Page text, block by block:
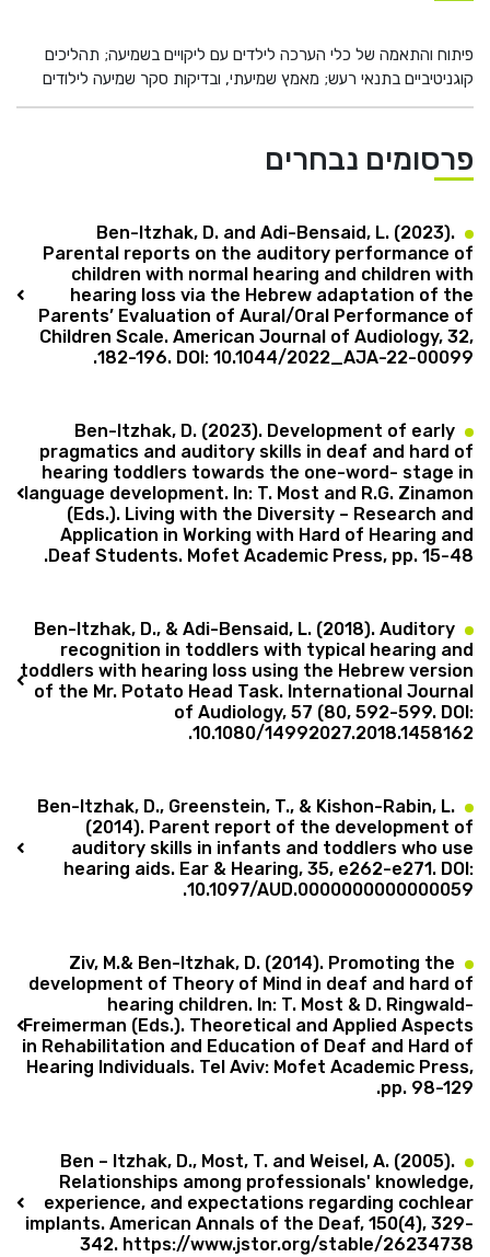
פיתוח והתאמה של כלי הערכה לילדים עם ליקויים בשמיעה; תהליכים
קוגניטיביים בתנאי רעש; מאמץ שמיעתי, ובדיקות סקר שמיעה לילודים
פרסומים נבחרים
Ben-Itzhak, D. and Adi-Bensaid, L. (2023).
Parental reports on the auditory performance of
children with normal hearing and children with
hearing loss via the Hebrew adaptation of the
Parents’ Evaluation of Aural/Oral Performance of
Children Scale. American Journal of Audiology, 32,
182-196. DOI: 10.1044/2022_AJA-22-00099.
Ben-Itzhak, D. (2023). Development of early
pragmatics and auditory skills in deaf and hard of
hearing toddlers towards the one-word- stage in
language development. In: T. Most and R.G. Zinamon
(Eds.). Living with the Diversity – Research and
Application in Working with Hard of Hearing and
Deaf Students. Mofet Academic Press, pp. 15-48.
Ben-Itzhak, D., & Adi-Bensaid, L. (2018). Auditory
recognition in toddlers with typical hearing and
toddlers with hearing loss using the Hebrew version
of the Mr. Potato Head Task. International Journal
of Audiology, 57 (80, 592-599. DOI:
10.1080/14992027.2018.1458162.
Ben-Itzhak, D., Greenstein, T., & Kishon-Rabin, L.
(2014). Parent report of the development of
auditory skills in infants and toddlers who use
hearing aids. Ear & Hearing, 35, e262-e271. DOI:
10.1097/AUD.0000000000000059.
Ziv, M.& Ben-Itzhak, D. (2014). Promoting the
development of Theory of Mind in deaf and hard of
hearing children. In: T. Most & D. Ringwald-
Freimerman (Eds.). Theoretical and Applied Aspects
in Rehabilitation and Education of Deaf and Hard of
Hearing Individuals. Tel Aviv: Mofet Academic Press,
pp. 98-129.
Ben – Itzhak, D., Most, T. and Weisel, A. (2005).
Relationships among professionals' knowledge,
experience, and expectations regarding cochlear
implants. American Annals of the Deaf, 150(4), 329-
342. https://www.jstor.org/stable/26234738